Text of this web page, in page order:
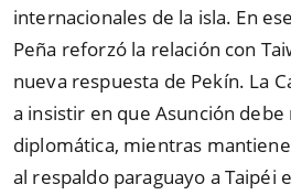
internacionales de la isla. En
Peña reforzó la relación con
nueva respuesta de Pekín. La
a insistir en que Asunción
diplomática, mientras
al respaldo paraguayo a Taipéi